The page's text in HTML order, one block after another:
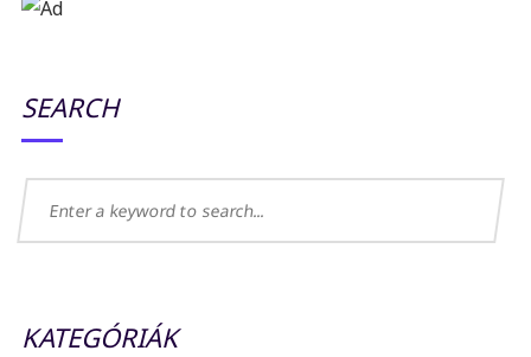
SEARCH
KATEGÓRIÁK